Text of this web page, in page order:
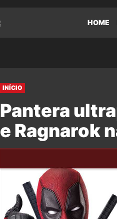
HOME
INÍCIO
Pantera
e Ragnarok